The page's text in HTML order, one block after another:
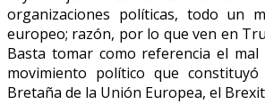
organizaciones políticas, todo un
europeo; razón, por lo que ven en
Basta tomar como referencia el
movimiento político que
Bretaña de la Unión Europea, el